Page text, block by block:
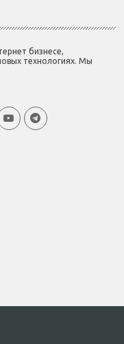
бизнесе,
технологиях. Мы